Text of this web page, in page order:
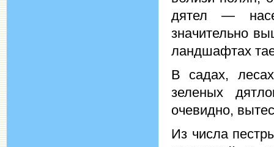
дятел —
значительно
ландшафтах
В садах,
зеленых
очевидно,
Из числа